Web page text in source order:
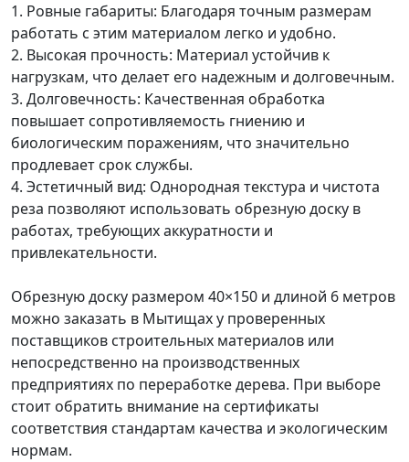
1. Ровные габариты: Благодаря точным размерам
работать с этим материалом легко и удобно.
2. Высокая прочность: Материал устойчив к
нагрузкам, что делает его надежным и долговечным.
3. Долговечность: Качественная обработка
повышает сопротивляемость гниению и
биологическим поражениям, что значительно
продлевает срок службы.
4. Эстетичный вид: Однородная текстура и чистота
реза позволяют использовать обрезную доску в
работах, требующих аккуратности и
привлекательности.
Обрезную доску размером 40×150 и длиной 6 метров
можно заказать в Мытищах у проверенных
поставщиков строительных материалов или
непосредственно на производственных
предприятиях по переработке дерева. При выборе
стоит обратить внимание на сертификаты
соответствия стандартам качества и экологическим
нормам.